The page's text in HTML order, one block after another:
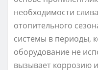
необходимости
отопительного
системы в периоды,
оборудование не
вызывает коррозию